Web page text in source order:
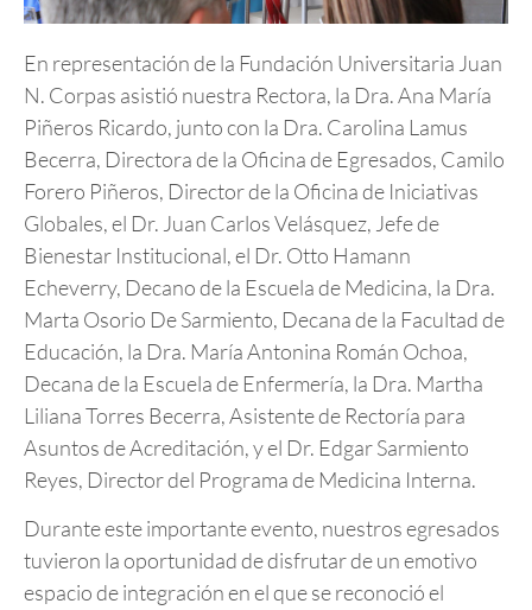
En representación de la Fundación Universitaria Juan
N. Corpas asistió nuestra Rectora, la Dra. Ana María
Piñeros Ricardo, junto con la Dra. Carolina Lamus
Becerra, Directora de la Oficina de Egresados, Camilo
Forero Piñeros, Director de la Oficina de Iniciativas
Globales, el Dr. Juan Carlos Velásquez, Jefe de
Bienestar Institucional, el Dr. Otto Hamann
Echeverry, Decano de la Escuela de Medicina, la Dra.
Marta Osorio De Sarmiento, Decana de la Facultad de
Educación, la Dra. María Antonina Román Ochoa,
Decana de la Escuela de Enfermería, la Dra. Martha
Liliana Torres Becerra, Asistente de Rectoría para
Asuntos de Acreditación, y el Dr. Edgar Sarmiento
Reyes, Director del Programa de Medicina Interna.
Durante este importante evento, nuestros egresados
tuvieron la oportunidad de disfrutar de un emotivo
espacio de integración en el que se reconoció el